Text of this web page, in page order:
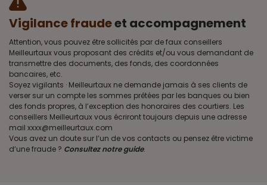
Vigilance fraudeet accompagnement
Attention, vous pouvez être sollicités par de faux conseillers
Meilleurtaux vous proposant des crédits et/ou vous demandant de
transmettre des documents, des fonds, des coordonnées
bancaires, etc.
Soyez vigilants · Meilleurtaux ne demande jamais à ses clients de
verser sur un compte les sommes prêtées par les banques ou bien
des fonds propres, à l’exception des honoraires des courtiers. Les
conseillers Meilleurtaux vous écriront toujours depuis une adresse
mail xxxx@meilleurtaux.com
Vous avez un doute sur l’un de vos contacts ou pensez être victime
d’une fraude ? Consultez notre guide.